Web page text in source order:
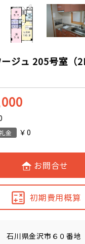
ジュ 205号室（
金 ￥0
お問合せ
初期費用概算
石川県金沢市６０番地